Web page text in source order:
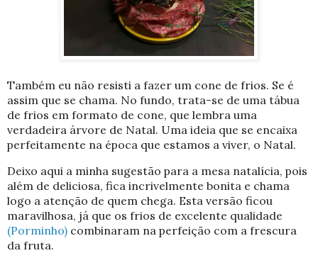
Também eu não resisti a fazer um cone de frios. Se é
assim que se chama. No fundo, trata-se de uma tábua
de frios em formato de cone, que lembra uma
verdadeira árvore de Natal. Uma ideia que se encaixa
perfeitamente na época que estamos a viver, o Natal.
Deixo aqui a minha sugestão para a mesa natalícia, pois
além de deliciosa, fica incrivelmente bonita e chama
logo a atenção de quem chega. Esta versão ficou
maravilhosa, já que os frios de excelente qualidade
(Porminho) combinaram na perfeição com a frescura
da fruta.